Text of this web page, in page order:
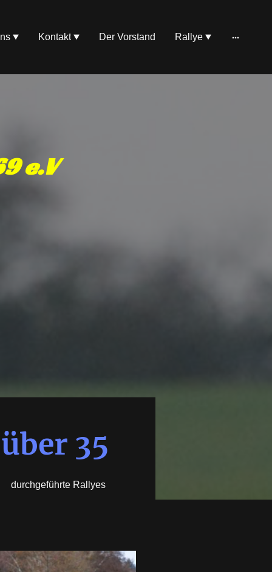
Kontakt Der Vorstand Rallye
e.V
über 35
durchgeführte Rallyes